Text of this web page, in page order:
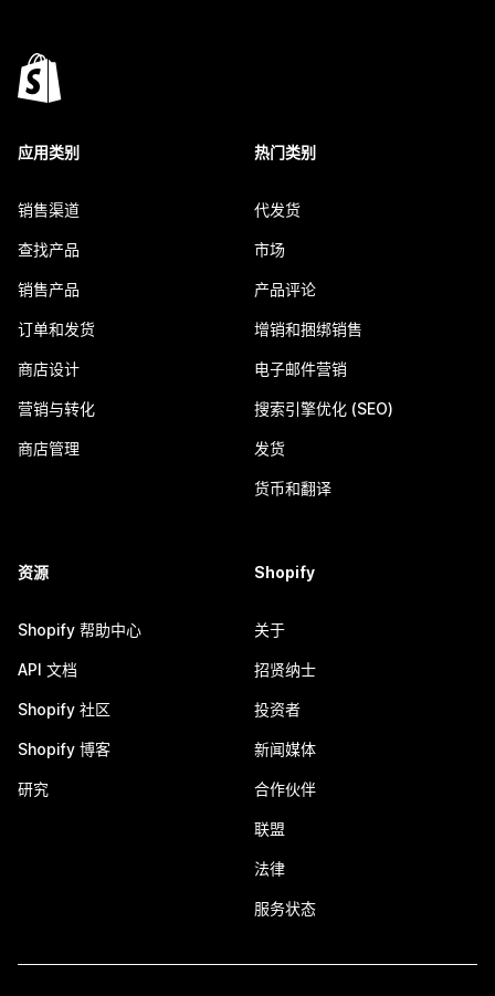
应用类别
销售渠道
查找产品
销售产品
订单和发货
商店设计
营销与转化
商店管理
热门类别
代发货
市场
产品评论
增销和捆绑销售
电子邮件营销
搜索引擎优化 (SEO)
发货
货币和翻译
资源
Shopify 帮助中心
API 文档
Shopify 社区
Shopify 博客
研究
Shopify
关于
招贤纳士
投资者
新闻媒体
合作伙伴
联盟
法律
服务状态